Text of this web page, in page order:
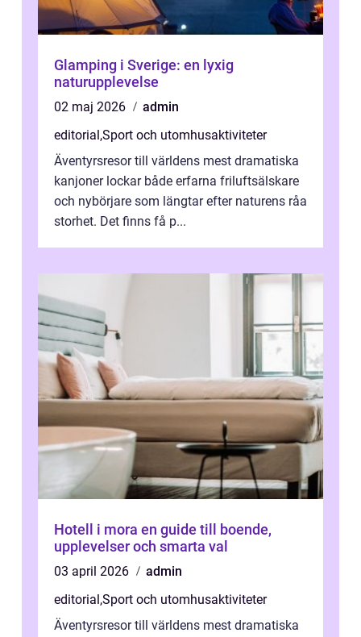
Glamping i Sverige: en lyxig
naturupplevelse
02 maj 2026
admin
editorial,Sport och utomhusaktiviteter
Äventyrsresor till världens mest dramatiska
kanjoner lockar både erfarna friluftsälskare
och nybörjare som längtar efter naturens råa
storhet. Det finns få p...
Hotell i mora en guide till boende,
upplevelser och smarta val
03 april 2026
admin
editorial,Sport och utomhusaktiviteter
Äventyrsresor till världens mest dramatiska